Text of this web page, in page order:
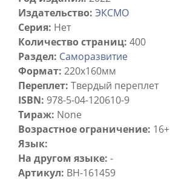
Издательство: ЭКСМО
Серия: Нет
Количество страниц: 400
Раздел: Саморазвитие
Формат: 220х160мм
Переплет: Твердый переплет
ISBN: 978-5-04-120610-9
Тираж: None
Возрастное ограничение: 16+
Язык:
На другом языке: -
Артикул: BH-161459